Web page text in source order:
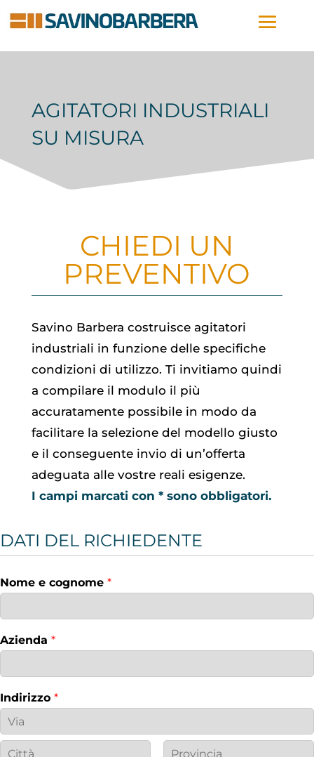
AGITATORI INDUSTRIALI
SU MISURA
CHIEDI UN
PREVENTIVO
Savino Barbera costruisce agitatori
industriali in funzione delle specifiche
condizioni di utilizzo. Ti invitiamo quindi
a compilare il modulo il più
accuratamente possibile in modo da
facilitare la selezione del modello giusto
e il conseguente invio di un’offerta
adeguata alle vostre reali esigenze.
I campi marcati con * sono obbligatori.
DATI DEL RICHIEDENTE
Nome e cognome *
Azienda *
Indirizzo *